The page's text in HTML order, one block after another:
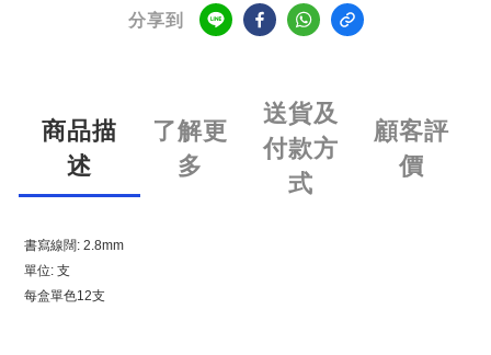
分享到
商品描
述
了解更
多
送貨及
付款方
式
顧客評
價
書寫線闊: 2.8mm
單位: 支
每盒單色12支